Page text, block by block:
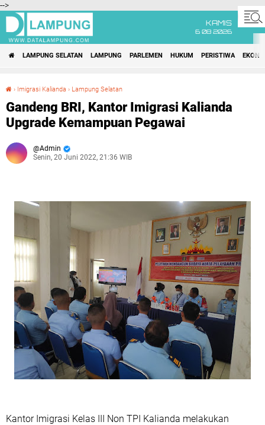
-->
KAMIS
6 08 2026
LAMPUNG SELATAN LAMPUNG PARLEMEN HUKUM PERISTIWA
› Imigrasi Kalianda › Lampung Selatan
Gandeng BRI, Kantor Imigrasi Kalianda
Upgrade Kemampuan Pegawai
Admin
Senin, 20 Juni 2022, 21:36 WIB
Kantor Imigrasi Kelas III Non TPI Kalianda melakukan